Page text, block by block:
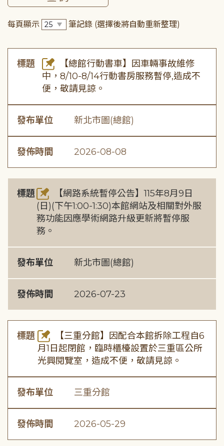
每頁顯示 筆記錄 (選擇後將自動重新整理)
標題
【總館行動書車】因車輛事故維修
中，8/10-8/14行動書房服務暫停,造成不
便，敬請見諒。
發布單位 新北市圖(總館)
發佈時間 2026-08-08
標題
【網路系統暫停公告】115年8月9日
(日)(下午1:00-1:30)本館網站及相關對外服
務功能因應學術網路升級更新將暫停服
務。
發布單位 新北市圖(總館)
發佈時間 2026-07-23
標題
【三重分館】因配合本館拆除工程自6
月1日起閉館，臨時櫃檯設置於三重區公所
光興閱覽室，造成不便，敬請見諒。
發布單位 三重分館
發佈時間 2026-05-29